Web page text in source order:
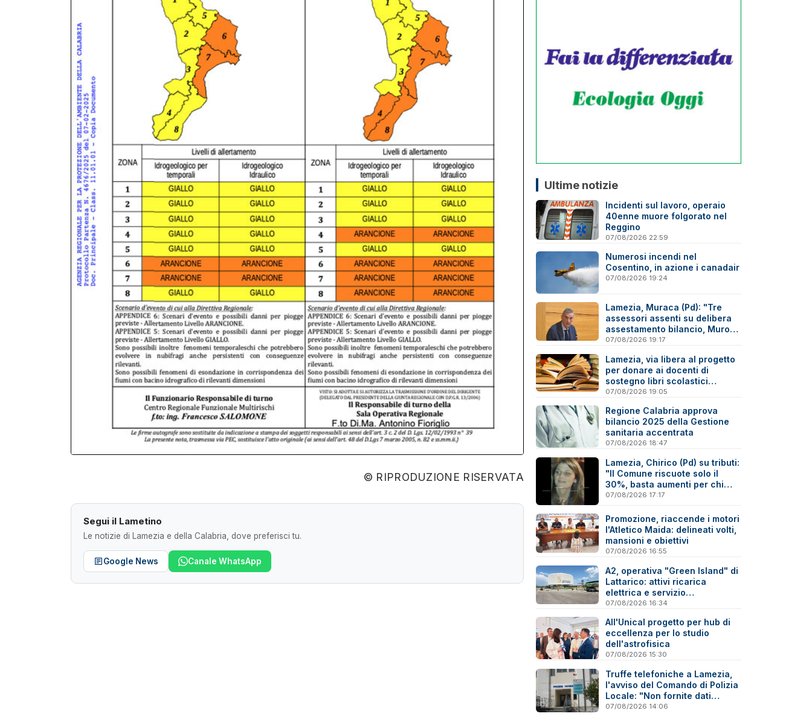
© RIPRODUZIONE RISERVATA
Segui il Lametino
Le notizie di Lamezia e della Calabria, dove preferisci tu.
Google News Canale WhatsApp
Ultime notizie
Incidenti sul lavoro, operaio
40enne muore folgorato nel
Reggino
07/08/2026 22:59
Numerosi incendi nel
Cosentino, in azione i canadair
07/08/2026 19:24
Lamezia, Muraca (Pd): "Tre
assessori assenti su delibera
assestamento bilancio, Murone
in difficoltà"
07/08/2026 19:17
Lamezia, via libera al progetto
per donare ai docenti di
sostegno libri scolastici
destinati al macero
07/08/2026 19:05
Regione Calabria approva
bilancio 2025 della Gestione
sanitaria accentrata
07/08/2026 18:47
Lamezia, Chirico (Pd) su tributi:
"Il Comune riscuote solo il
30%, basta aumenti per chi
paga"
07/08/2026 17:17
Promozione, riaccende i motori
l'Atletico Maida: delineati volti,
mansioni e obiettivi
07/08/2026 16:55
A2, operativa "Green Island" di
Lattarico: attivi ricarica
elettrica e servizio
sperimentale di soccorso
07/08/2026 16:34
All'Unical progetto per hub di
eccellenza per lo studio
dell'astrofisica
07/08/2026 15:30
Truffe telefoniche a Lamezia,
l'avviso del Comando di Polizia
Locale: "Non fornite dati
personali"
07/08/2026 14:06